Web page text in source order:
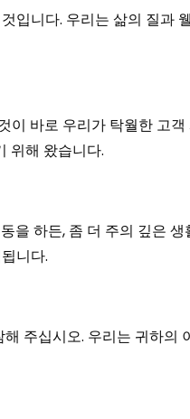
입니다. 우리는 삶의 질과
바로 우리가 탁월한 고
위해 왔습니다.
하든, 좀 더 주의 깊은
니다.
주십시오. 우리는 귀하의